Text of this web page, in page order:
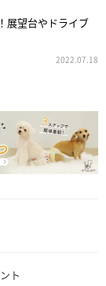
展望台やドライブ
2022.07.18
ト